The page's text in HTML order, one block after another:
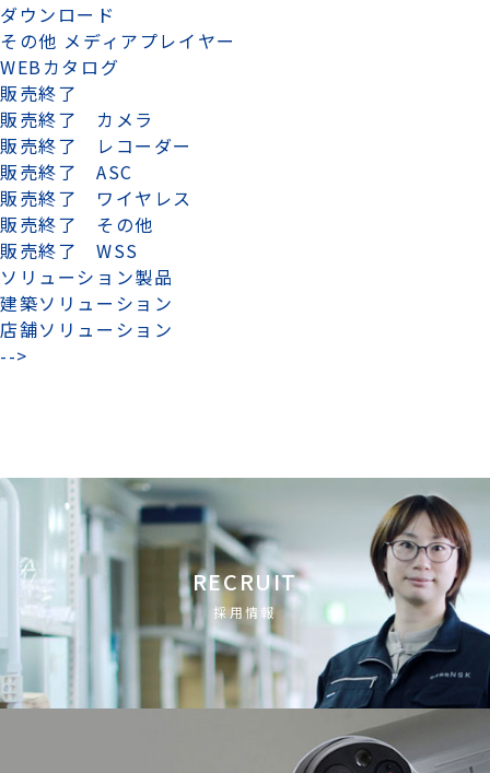
ダウンロード
その他 メディアプレイヤー
WEBカタログ
販売終了
販売終了 カメラ
販売終了 レコーダー
販売終了 ASC
販売終了 ワイヤレス
販売終了 その他
販売終了 WSS
ソリューション製品
建築ソリューション
店舗ソリューション
-->
RECRUIT
採用情報